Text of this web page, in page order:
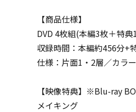
【商品仕様】
DVD 4枚組(本編3枚＋特典
収録時間：本編約456分+
仕様：片面1・2層／カラ
【映像特典】※Blu-ray
メイキング